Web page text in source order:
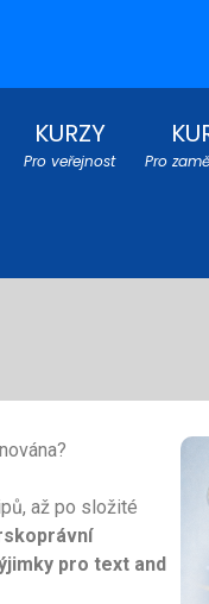
KURZY
Pro veřejnost Pro
až po složité
pro text and